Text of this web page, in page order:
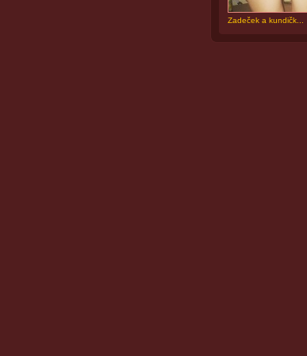
Zadeček a kundičk...